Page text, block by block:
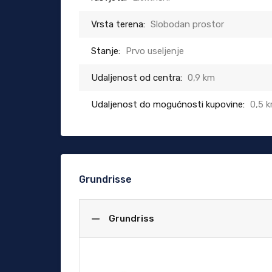
Vrsta terena: Slobodan prostor
Stanje: Prvo useljenje
Udaljenost od centra: 0,9 km
Udaljenost do mogućnosti kupovine: 0,5
Grundrisse
Grundriss